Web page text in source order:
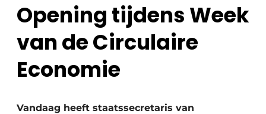
Duurzaamheid & Innovatie
Opening tijdens Week
van de Circulaire
Economie
Vandaag heeft staatssecretaris van